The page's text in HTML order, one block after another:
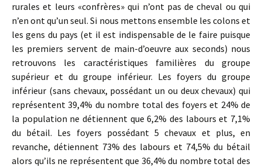
rurales et leurs «confrères» qui n’ont pas de cheval ou qui
n’en ont qu’un seul. Si nous mettons ensemble les colons et
les gens du pays (et il est indispensable de le faire puisque
les premiers servent de main-d’oeuvre aux seconds) nous
retrouvons les caractéristiques familières du groupe
supérieur et du groupe inférieur. Les foyers du groupe
inférieur (sans chevaux, possédant un ou deux chevaux) qui
représentent 39,4% du nombre total des foyers et 24% de
la population ne détiennent que 6,2% des labours et 7,1%
du bétail. Les foyers possédant 5 chevaux et plus, en
revanche, détiennent 73% des labours et 74,5% du bétail
alors qu’ils ne représentent que 36,4% du nombre total des